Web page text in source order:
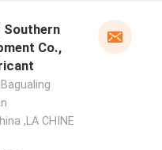
Southern
Co.,
,LA CHINE